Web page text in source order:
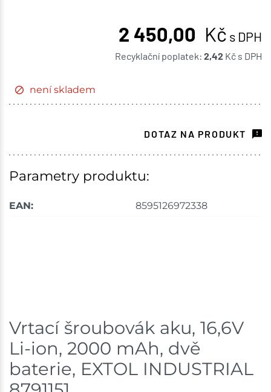
2 450,00 Kč s DPH
Recyklační poplatek: 2,42 Kč s DPH
není skladem
DOTAZ NA PRODUKT
Parametry produktu:
EAN: 8595126972338
Vrtací šroubovák aku, 16,6V
Li-ion, 2000 mAh, dvě
baterie, EXTOL INDUSTRIAL